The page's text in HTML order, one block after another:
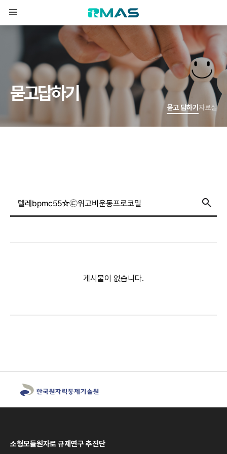
묻고답하기
묻고 답하기 자료실
게시물이 없습니다.
소형모듈원자로 규제연구 추진단